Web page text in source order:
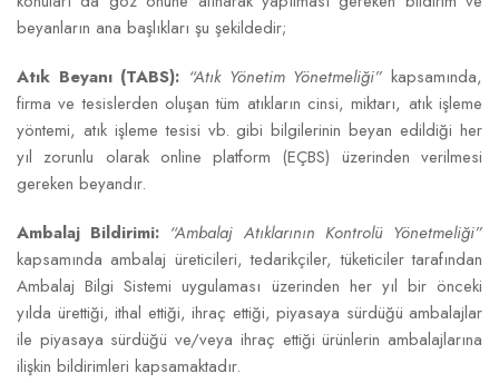
beyanların ana başlıkları şu şekildedir;
Atık Beyanı (TABS): “Atık Yönetim Yönetmeliği” kapsamında,
firma ve tesislerden oluşan tüm atıkların cinsi, miktarı, atık işleme
yöntemi, atık işleme tesisi vb. gibi bilgilerinin beyan edildiği her
yıl zorunlu olarak online platform (EÇBS) üzerinden verilmesi
gereken beyandır.
Ambalaj Bildirimi: “Ambalaj Atıklarının Kontrolü Yönetmeliği”
kapsamında ambalaj üreticileri, tedarikçiler, tüketiciler tarafından
Ambalaj Bilgi Sistemi uygulaması üzerinden her yıl bir önceki
yılda ürettiği, ithal ettiği, ihraç ettiği, piyasaya sürdüğü ambalajlar
ile piyasaya sürdüğü ve/veya ihraç ettiği ürünlerin ambalajlarına
ilişkin bildirimleri kapsamaktadır.